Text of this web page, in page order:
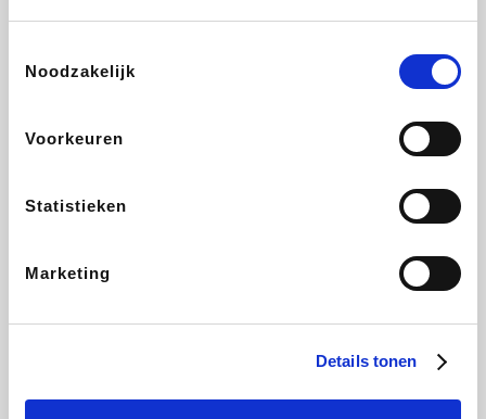
Noodzakelijk
Voorkeuren
Statistieken
Marketing
Details tonen
DeubaXXL
CheapTickets.be About You